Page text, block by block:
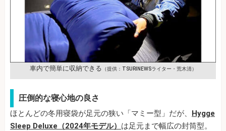
車内で簡単に収納できる （提供：TSURINEWSライター・荒木清）
圧倒的な寝心地の良さ
ほとんどの冬用寝袋が足元の狭い「マミー型」だが、 Hygge
Sleep Deluxe（2024年モデル） は足元まで幅広の封筒型。